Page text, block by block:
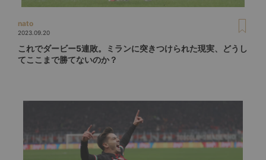
nato
2023.09.20
これでダービー5連敗。ミランに突きつけられた現実、どうし
てここまで勝てないのか？